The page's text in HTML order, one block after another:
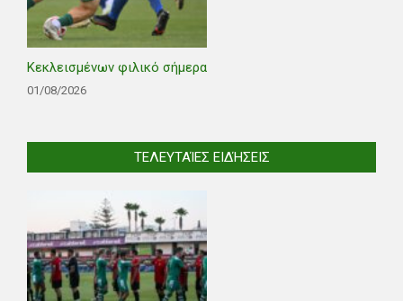
Κεκλεισμένων φιλικό σήμερα
01/08/2026
ΤΕΛΕΥΤΑΊΕΣ ΕΙΔΉΣΕΙΣ